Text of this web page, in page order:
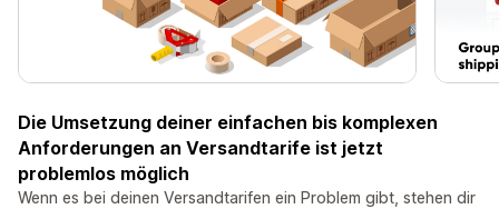
Die Umsetzung deiner einfachen bis komplexen
Anforderungen an Versandtarife ist jetzt
problemlos möglich
Wenn es bei deinen Versandtarifen ein Problem gibt, stehen dir